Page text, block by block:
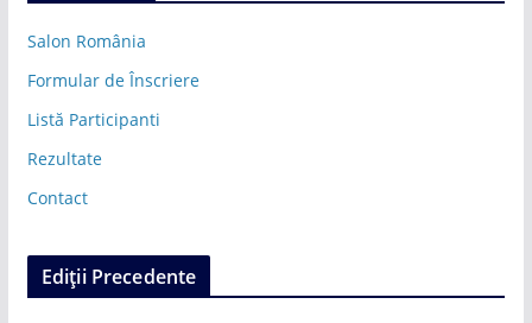
Salon România
Formular de Înscriere
Listă Participanti
Rezultate
Contact
Ediții Precedente